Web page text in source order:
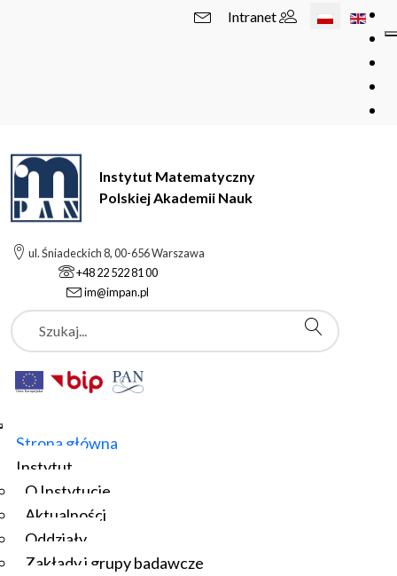
Wybierz swój
Intranet
Instytut Matematyczny
Polskiej Akademii Nauk
ul. Śniadeckich 8, 00-656 Warszawa
+48 22 522 81 00
im@impan.pl
Szukaj
Strona główna
Instytut
O Instytucie
Aktualności
Oddziały
Zakłady i grupy badawcze